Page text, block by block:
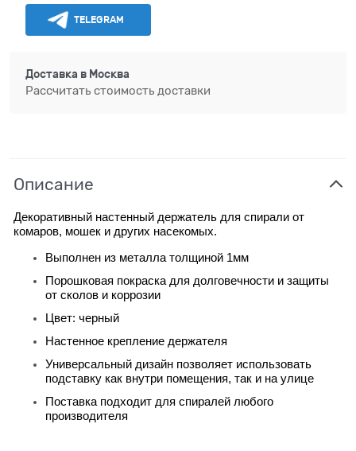
TELEGRAM
Доставка в Москва
Рассчитать стоимость доставки
Описание
Декоративный настенный держатель для спирали от
комаров, мошек и других насекомых.
Выполнен из металла толщиной 1мм
Порошковая покраска для долговечности и защиты
от сколов и коррозии
Цвет: черный
Настенное крепление держателя
Универсальный дизайн позволяет использовать
подставку как внутри помещения, так и на улице
Поставка подходит для спиралей любого
производителя